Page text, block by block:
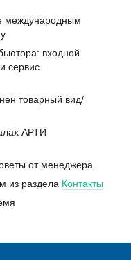
международным
входной
сервис
товарный вид/
АРТИ
от менеджера
из раздела Контакты